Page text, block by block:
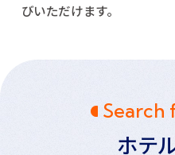
びいただけます。
ホテ
Search